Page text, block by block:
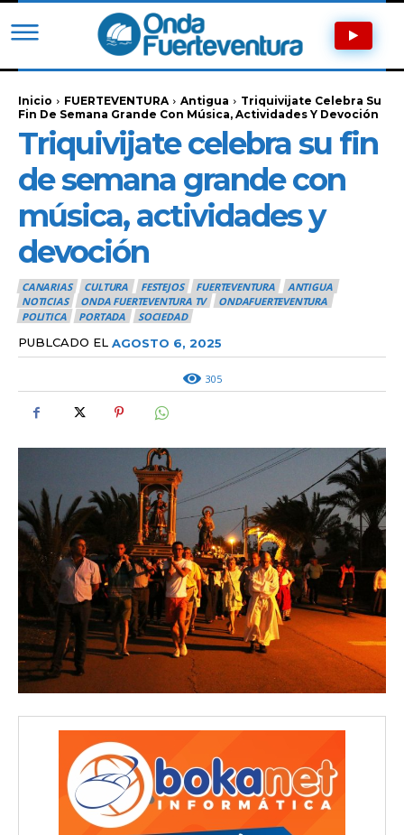
Inicio FUERTEVENTURA Antigua
Triquivijate Celebra Su
Fin De Semana Grande Con Música, Actividades Y Devoción
Triquivijate celebra su fin
de semana grande con
música, actividades y
devoción
CANARIAS CULTURA FESTEJOS FUERTEVENTURA
ANTIGUA
NOTICIAS
ONDA FUERTEVENTURA TV
ONDAFUERTEVENTURA
POLITICA
PORTADA SOCIEDAD
PUBLCADO EL AGOSTO 6, 2025
305